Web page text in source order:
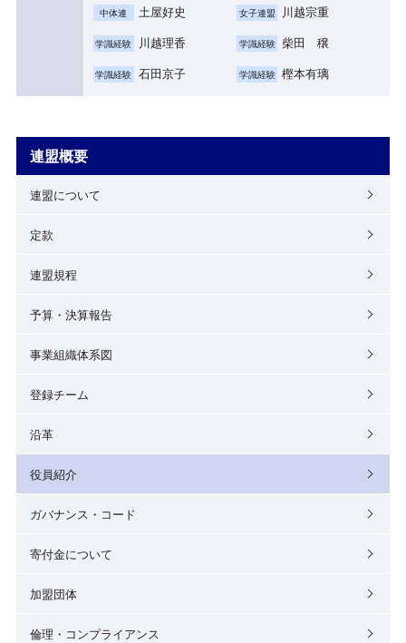
中体連 土屋好史 女子連盟 川越宗重
学識経験 川越理香 学識経験 柴田 穣
学識経験 石田京子 学識経験 樫本有璃
連盟概要
連盟について
定款
連盟規程
予算・決算報告
事業組織体系図
登録チーム
沿革
役員紹介
ガバナンス・コード
寄付金について
加盟団体
倫理・コンプライアンス